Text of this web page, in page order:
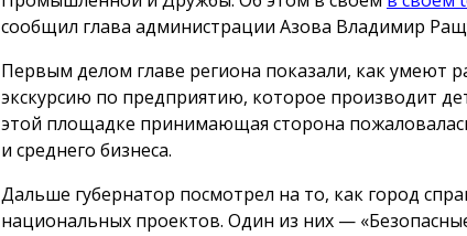
сообщил глава администрации Азова Владимир
Первым делом главе региона показали, как умеют
экскурсию по предприятию, которое производит
этой площадке принимающая сторона
и среднего бизнеса.
Дальше губернатор посмотрел на то, как город
национальных проектов. Один из них —